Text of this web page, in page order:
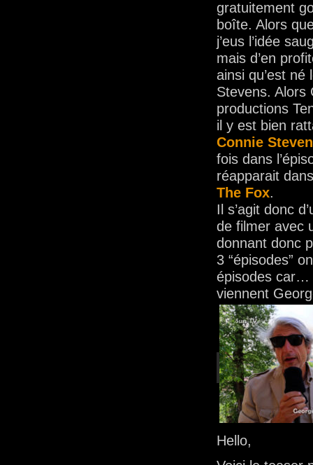
gratuitement
boîte. Alors
j’eus l’idée
mais d’en
ainsi qu’est
Stevens. Alors
productions
il y est bien
Connie Steven
fois dans
réapparait
The Fox.
Il s’agit donc
de filmer avec
donnant donc
3 “épisodes”
épisodes car…
viennent
Hello,